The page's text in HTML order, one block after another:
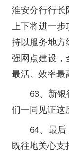
淮安分行行长
上下将进一步
持以服务地方
强网点建设，
最活、效率最
63、新
们一同见证这
64、最后
既往地关心支